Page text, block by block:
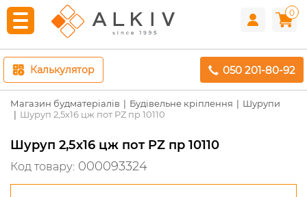
0
Калькулятор 050 201-80-92
Магазин будматеріалів Будівельне кріплення
Шурупи
Шуруп 2,5х16 цж пот PZ пр 10110
Шуруп 2,5х16 цж пот PZ пр 10110
Код товару: 000093324